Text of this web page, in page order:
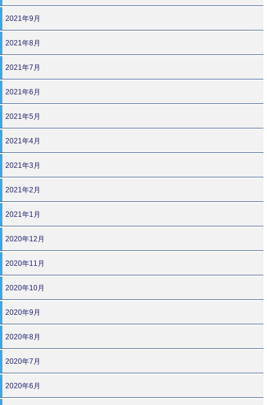
2021年9月
2021年8月
2021年7月
2021年6月
2021年5月
2021年4月
2021年3月
2021年2月
2021年1月
2020年12月
2020年11月
2020年10月
2020年9月
2020年8月
2020年7月
2020年6月